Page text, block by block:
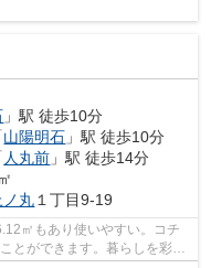
」駅 徒歩10分
山陽明石 」駅 徒歩10分
人丸前 」駅 徒歩14分
ノ丸 １丁目9-19
㎡もあり使いやすい。コチ
とができます。暮らしを彩